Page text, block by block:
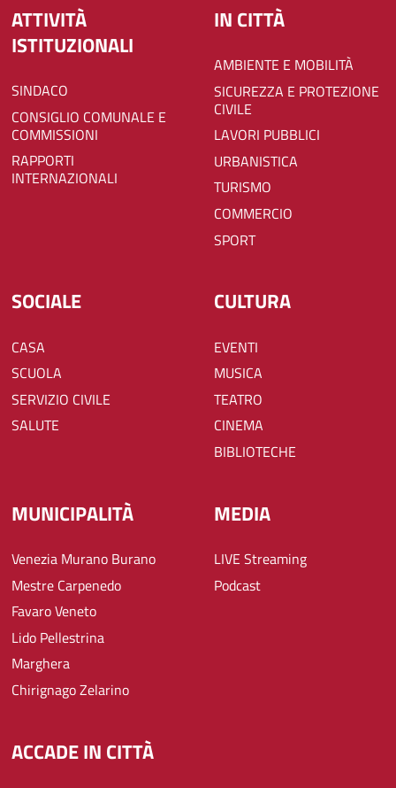
ATTIVITÀ
ISTITUZIONALI
SINDACO
CONSIGLIO COMUNALE E
COMMISSIONI
RAPPORTI
INTERNAZIONALI
IN CITTÀ
AMBIENTE E MOBILITÀ
SICUREZZA E PROTEZIONE
CIVILE
LAVORI PUBBLICI
URBANISTICA
TURISMO
COMMERCIO
SPORT
SOCIALE
CASA
SCUOLA
SERVIZIO CIVILE
SALUTE
CULTURA
EVENTI
MUSICA
TEATRO
CINEMA
BIBLIOTECHE
MUNICIPALITÀ
Venezia Murano Burano
Mestre Carpenedo
Favaro Veneto
Lido Pellestrina
Marghera
Chirignago Zelarino
MEDIA
LIVE Streaming
Podcast
ACCADE IN CITTÀ